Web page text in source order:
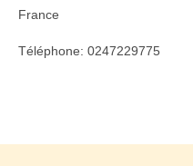
France
Téléphone: 0247229775